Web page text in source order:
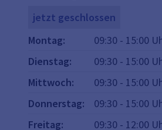
jetzt geschlossen
Montag: 09:30 - 15:00
Dienstag: 09:30 - 15:00
Mittwoch: 09:30 - 15:00
Donnerstag: 09:30 - 15:00
Freitag: 09:30 - 12:00